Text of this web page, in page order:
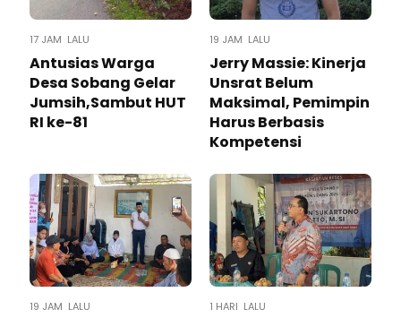
17 JAM LALU
Antusias Warga
Desa Sobang Gelar
Jumsih,Sambut HUT
RI ke-81
19 JAM LALU
Jerry Massie: Kinerja
Unsrat Belum
Maksimal, Pemimpin
Harus Berbasis
Kompetensi
19 JAM LALU 1 HARI LALU